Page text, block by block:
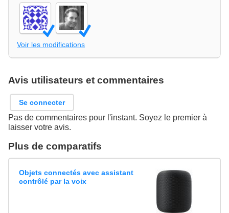
Voir les modifications
Avis utilisateurs et commentaires
Se connecter
Pas de commentaires pour l'instant. Soyez le premier à
laisser votre avis.
Plus de comparatifs
Objets connectés avec assistant
contrôlé par la voix